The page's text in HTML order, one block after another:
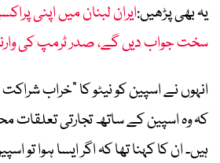
یہ بھی پڑھیں:ایران لبنان میں اپنی
سخت جواب دیں گے، صدر ٹرمپ کی
انہوں نے اسپین کو نیٹو کا “خراب شراکت
کہ وہ اسپین کے ساتھ تجارتی تعلقات
ہیں۔ ان کا کہنا تھا کہ اگر ایسا ہوا تو